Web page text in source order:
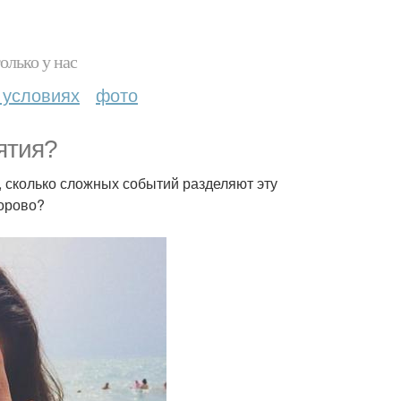
у нас
фото
сложных событий разделяют эту